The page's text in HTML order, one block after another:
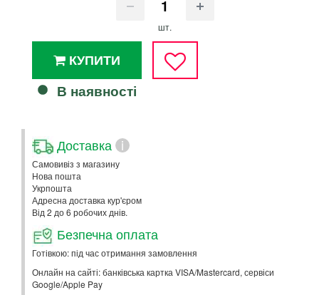
шт.
КУПИТИ
В наявності
Доставка i
Самовивіз з магазину
Нова пошта
Укрпошта
Адресна доставка кур'єром
Від 2 до 6 робочих днів.
Безпечна оплата
Готівкою: під час отримання замовлення
Онлайн на сайті: банківська картка VISA/Mastercard, сервіси
Google/Apple Pay